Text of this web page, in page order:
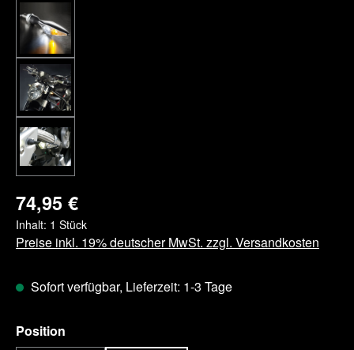
74,95 €
Inhalt: 1 Stück
Preise inkl. 19% deutscher MwSt. zzgl. Versandkosten
Sofort verfügbar, Lieferzeit: 1-3 Tage
Position